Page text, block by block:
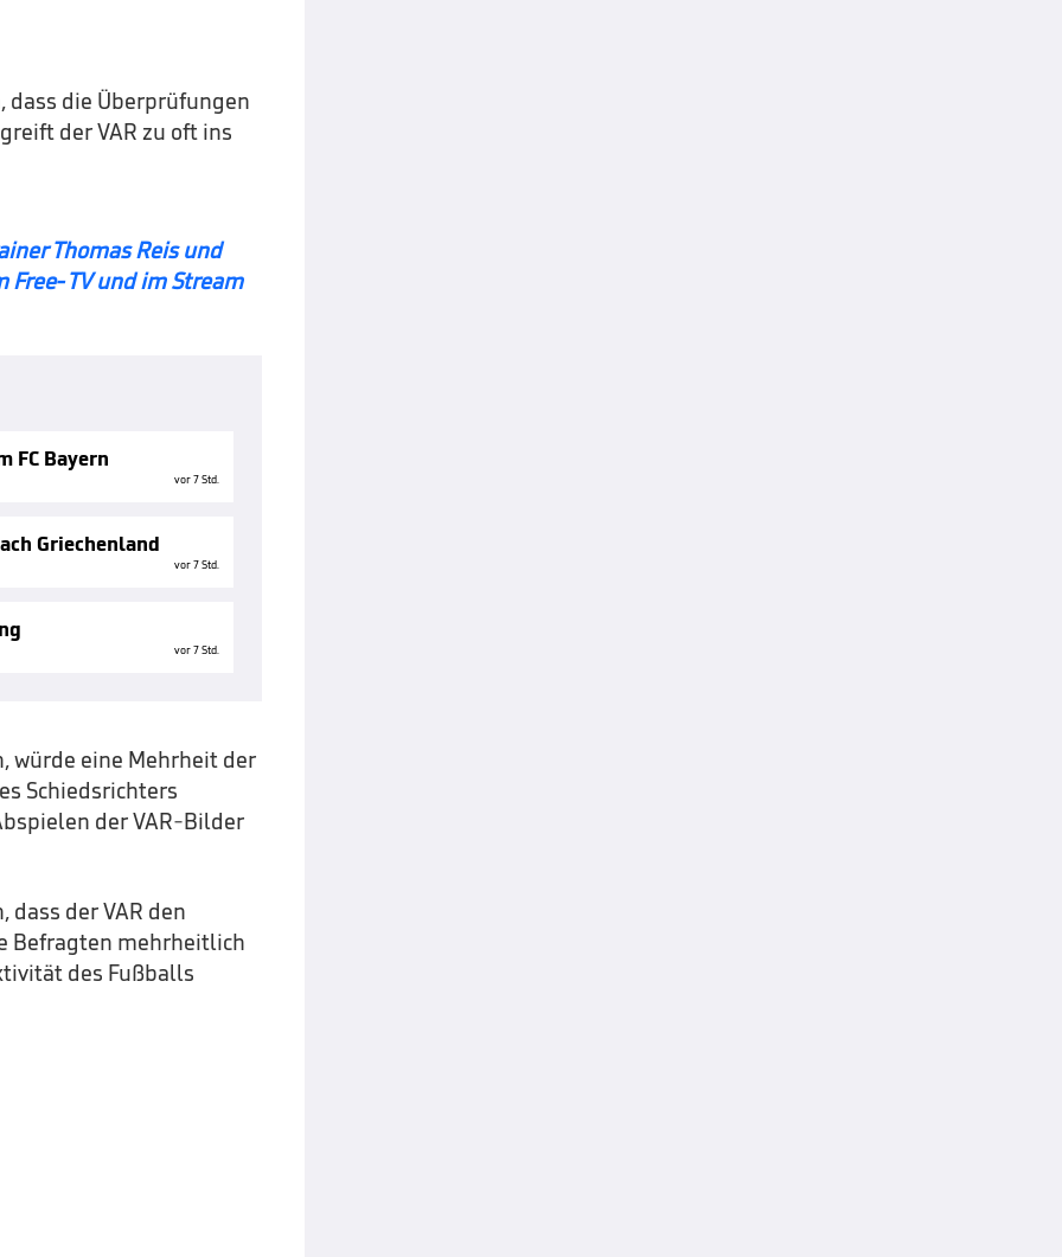
dass die Überprüfungen
der VAR zu oft ins
Thomas Reis und
Free-TV und im Stream
FC Bayern
vor 7 Std.
Griechenland
vor 7 Std.
vor 7 Std.
würde eine Mehrheit der
Schiedsrichters
der VAR-Bilder
dass der VAR den
Befragten mehrheitlich
des Fußballs